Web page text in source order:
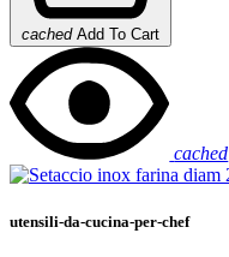
cached Add To Cart
cached
utensili-da-cucina-per-chef